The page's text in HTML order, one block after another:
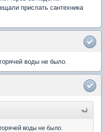
прислать сантехника
воды не было.
воды не было.